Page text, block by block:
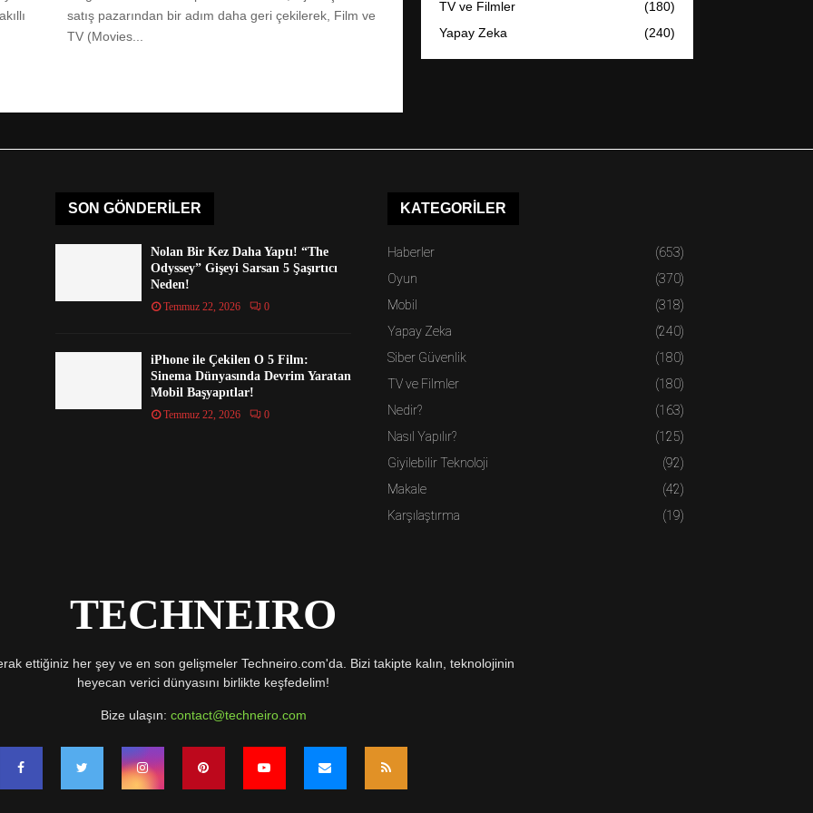
satış pazarından bir adım daha geri çekilerek, Film ve
TV (Movies...
TV ve Filmler
(180)
Yapay Zeka
(240)
SON GÖNDERILER
Nolan Bir Kez Daha Yaptı! “The
Odyssey” Gişeyi Sarsan 5 Şaşırtıcı
Neden!
Temmuz 22, 2026 0
iPhone ile Çekilen O 5 Film:
Sinema Dünyasında Devrim Yaratan
Mobil Başyapıtlar!
Temmuz 22, 2026 0
KATEGORILER
Haberler
(653)
Oyun
(370)
Mobil
(318)
Yapay Zeka
(240)
Siber Güvenlik
(180)
TV ve Filmler
(180)
Nedir?
(163)
Nasıl Yapılır?
(125)
Giyilebilir Teknoloji
(92)
Makale
(42)
Karşılaştırma
(19)
TECHNEIRO
ettiğiniz her şey ve en son gelişmeler Techneiro.com'da. Bizi takipte kalın, teknolojinin
heyecan verici dünyasını birlikte keşfedelim!
Bize ulaşın: contact@techneiro.com